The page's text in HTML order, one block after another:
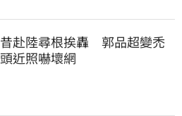
昔赴陸尋根挨轟　郭品超變禿
頭近照嚇壞網